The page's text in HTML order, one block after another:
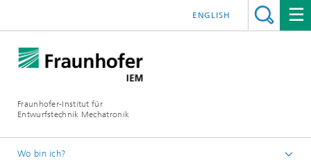
Fraunhofer-Institut für
Entwurfstechnik Mechatronik
ENGLISH
Wo bin ich?